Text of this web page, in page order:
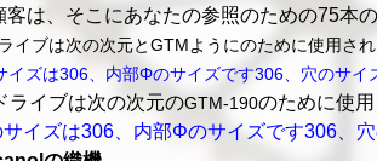
客は、そこにあなたの参照のための75本
イブは次の次元とGTMようにのために使用さ
イズは306、内部Φのサイズです306、穴のサイ
ライブは次の次元のGTM-190のために使
イズは306、内部Φのサイズです306、